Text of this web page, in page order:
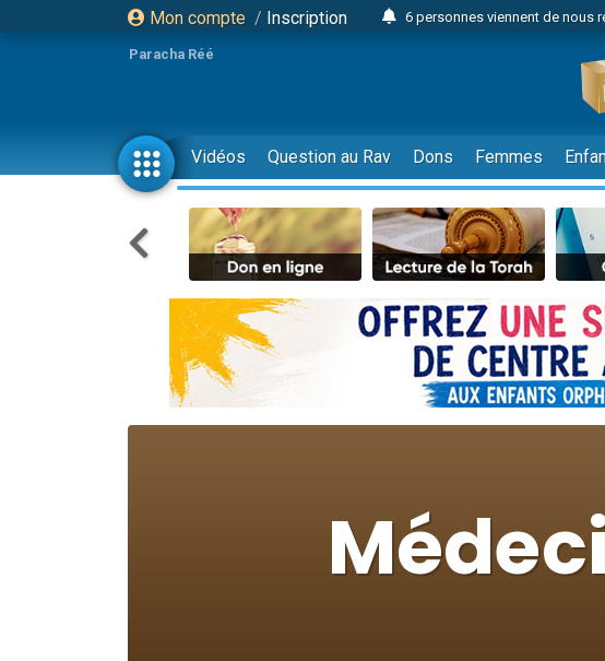
Mon compte / Inscription
6 personnes viennent de nous
2 personnes viennent de
17 personnes viennent de
4 personnes viennent de nous
Il reste 49 places pour
23 personnes viennent de
Eva vient de donner son Maasser
4 personnes viennent de nous
3 personnes viennent de nous
3 personnes viennent de
Odaya vient de donner son
13 personnes viennent de
12 nouvelles musiques
3 personnes viennent de nous
Paracha Réé
Vidéos Question au Rav Dons Femmes